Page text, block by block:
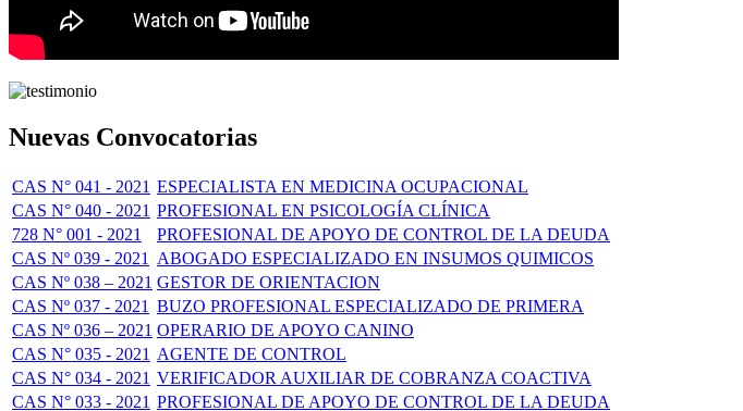
Nuevas Convocatorias
CAS N° 041 - 2021 ESPECIALISTA EN MEDICINA OCUPACIONAL
CAS N° 040 - 2021 PROFESIONAL EN PSICOLOGÍA CLÍNICA
728 N° 001 - 2021
PROFESIONAL DE APOYO DE CONTROL DE LA DEUDA
CAS Nº 039 - 2021
ABOGADO ESPECIALIZADO EN INSUMOS QUIMICOS
CAS Nº 038 – 2021 GESTOR DE ORIENTACION
CAS Nº 037 - 2021 BUZO PROFESIONAL ESPECIALIZADO DE PRIMERA
CAS Nº 036 – 2021 OPERARIO DE APOYO CANINO
CAS N° 035 - 2021 AGENTE DE CONTROL
CAS N° 034 - 2021 VERIFICADOR AUXILIAR DE COBRANZA COACTIVA
CAS N° 033 - 2021 PROFESIONAL DE APOYO DE CONTROL DE LA DEUDA